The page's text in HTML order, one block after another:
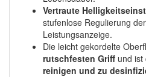
Vertraute
stufenlose Regulierung
Leistungsanzeige.
Die leicht gekordelte
rutschfesten Griff und ist
reinigen und zu